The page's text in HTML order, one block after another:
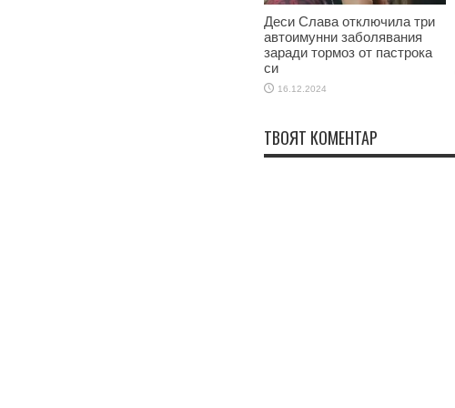
Деси Слава отключила три
автоимунни заболявания
заради тормоз от пастрока
си
16.12.2024
ТВОЯТ КОМЕНТАР